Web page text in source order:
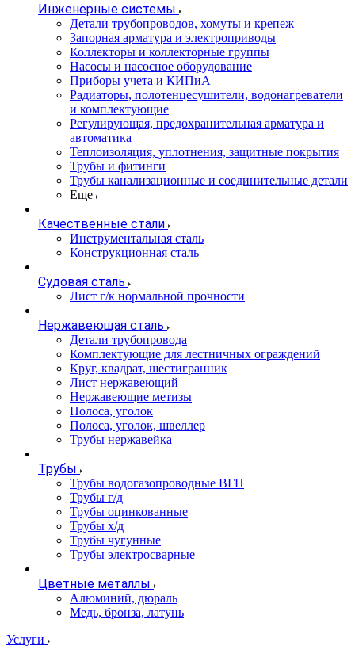
Инженерные системы
Детали трубопроводов, хомуты и крепеж
Запорная арматура и электроприводы
Коллекторы и коллекторные группы
Насосы и насосное оборудование
Приборы учета и КИПиА
Радиаторы, полотенцесушители, водонагреватели
и комплектующие
Регулирующая, предохранительная арматура и
автоматика
Теплоизоляция, уплотнения, защитные покрытия
Трубы и фитинги
Трубы канализационные и соединительные детали
Еще
Качественные стали
Инструментальная сталь
Конструкционная сталь
Судовая сталь
Лист г/к нормальной прочности
Нержавеющая сталь
Детали трубопровода
Комплектующие для лестничных ограждений
Круг, квадрат, шестигранник
Лист нержавеющий
Нержавеющие метизы
Полоса, уголок
Полоса, уголок, швеллер
Трубы нержавейка
Трубы
Трубы водогазопроводные ВГП
Трубы г/д
Трубы оцинкованные
Трубы х/д
Трубы чугунные
Трубы электросварные
Цветные металлы
Алюминий, дюраль
Медь, бронза, латунь
Услуги